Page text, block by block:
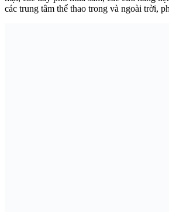
các trung tâm thể thao trong và ngoài trời,